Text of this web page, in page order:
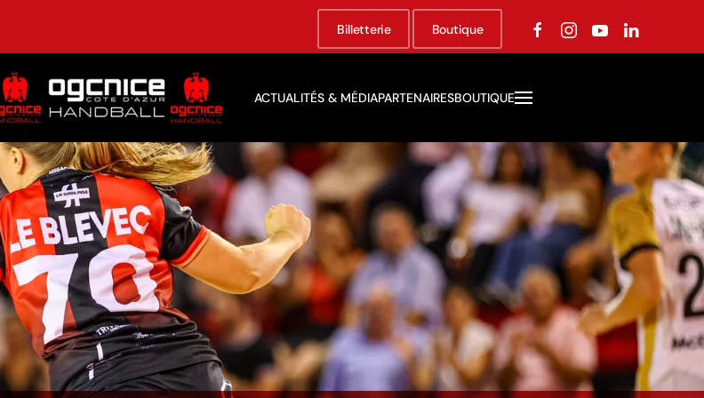
Billetterie Boutique
ACTUALITÉS & MÉDIAPARTENAIRESBOUTIQUE